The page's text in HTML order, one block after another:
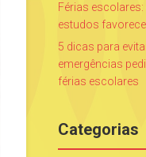
Férias
estudos
5 dicas para
emergências
férias escolares
Categorias